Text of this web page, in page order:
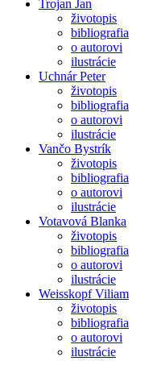
Trojan Jan
životopis
bibliografia
o autorovi
ilustrácie
Uchnár Peter
životopis
bibliografia
o autorovi
ilustrácie
Vančo Bystrík
životopis
bibliografia
o autorovi
ilustrácie
Votavová Blanka
životopis
bibliografia
o autorovi
ilustrácie
Weisskopf Viliam
životopis
bibliografia
o autorovi
ilustrácie